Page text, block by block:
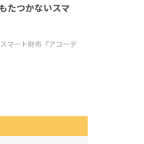
たつかないスマ
マート財布『アコーデ